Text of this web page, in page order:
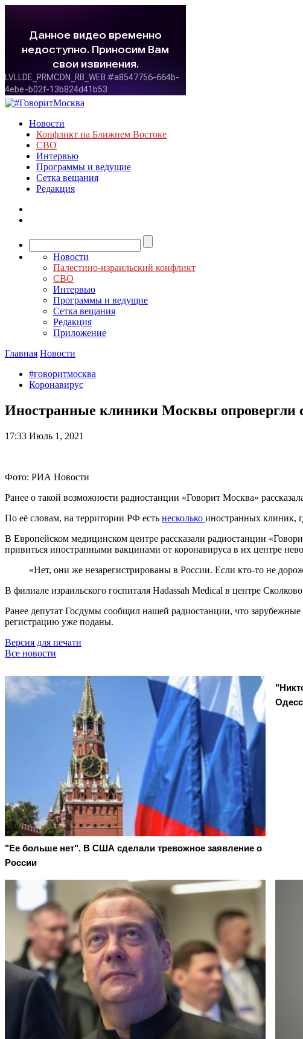
Новости
Конфликт на Ближнем Востоке
СВО
Интервью
Программы и ведущие
Сетка вещания
Редакция
Новости
Палестино-израильский конфликт
СВО
Интервью
Программы и ведущие
Сетка вещания
Редакция
Приложение
Главная Новости
#говоритмосква
Коронавирус
Иностранные клиники Москвы опровергли
17:33 Июль 1, 2021
Фото: РИА Новости
Ранее о такой возможности радиостанции «Говорит Москва»
По её словам, на территории РФ есть несколько иностранных клиник,
В Европейском медицинском центре рассказали радиостанции
привиться иностранными вакцинами от коронавируса в их центре
«Нет, они же незарегистрированы в России. Если кто-то не
В филиале израильского госпиталя Hadassah Medical в центре
Ранее депутат Госдумы сообщил нашей радиостанции, что
регистрацию уже поданы.
Версия для печати
Все новости
"Ее больше нет". В США сделали тревожное заявление о
России